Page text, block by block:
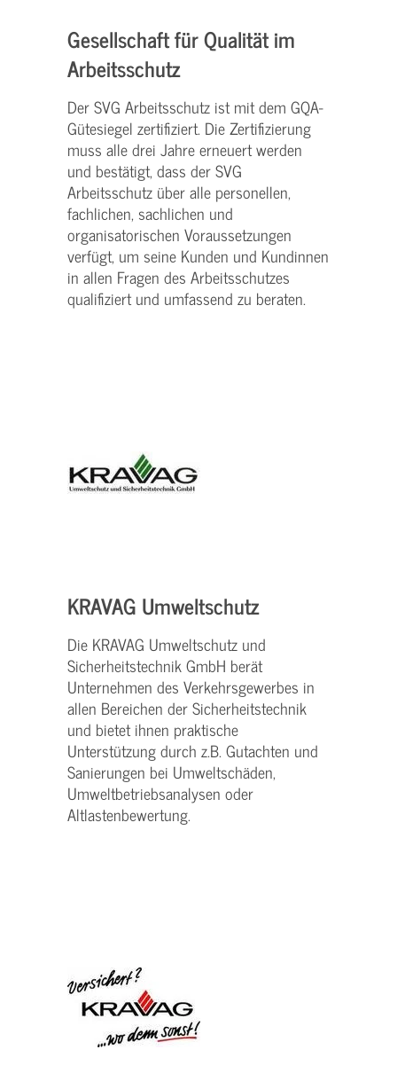
Gesellschaft für Qualität im
Arbeitsschutz
Der SVG Arbeitsschutz ist mit dem GQA-
Gütesiegel zertifiziert. Die Zertifizierung
muss alle drei Jahre erneuert werden
und bestätigt, dass der SVG
Arbeitsschutz über alle personellen,
fachlichen, sachlichen und
organisatorischen Voraussetzungen
verfügt, um seine Kunden und Kundinnen
in allen Fragen des Arbeitsschutzes
qualifiziert und umfassend zu beraten.
KRAVAG Umweltschutz
Die KRAVAG Umweltschutz und
Sicherheitstechnik GmbH berät
Unternehmen des Verkehrsgewerbes in
allen Bereichen der Sicherheitstechnik
und bietet ihnen praktische
Unterstützung durch z.B. Gutachten und
Sanierungen bei Umweltschäden,
Umweltbetriebsanalysen oder
Altlastenbewertung.